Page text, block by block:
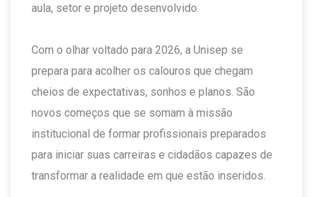
aula, setor e projeto desenvolvido.
Com o olhar voltado para 2026, a Unisep se
prepara para acolher os calouros que chegam
cheios de expectativas, sonhos e planos. São
novos começos que se somam à missão
institucional de formar profissionais preparados
para iniciar suas carreiras e cidadãos capazes de
transformar a realidade em que estão inseridos.